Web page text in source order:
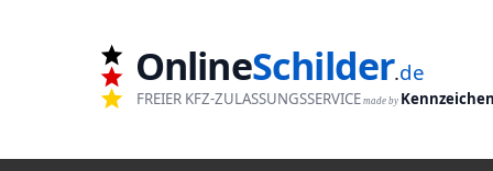
OnlineSchilder.de
FREIER KFZ-ZULASSUNGSSERVICE made by Kennzeichen